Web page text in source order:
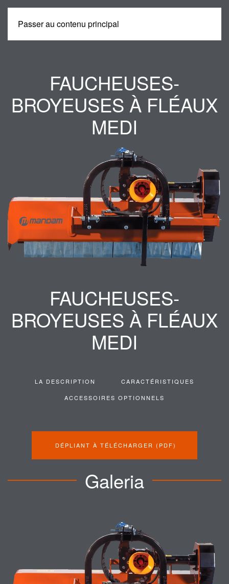
Passer au contenu principal
FAUCHEUSES-
BROYEUSES À FLÉAUX
MEDI
FAUCHEUSES-
BROYEUSES À FLÉAUX
MEDI
LA DESCRIPTION
CARACTÉRISTIQUES
ACCESSOIRES OPTIONNELS
DÉPLIANT À TÉLÉCHARGER (PDF)
Galeria